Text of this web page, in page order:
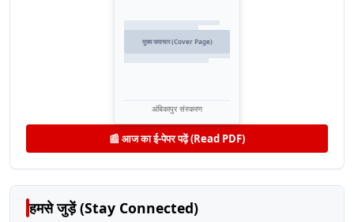
मुख्य समाचार (Cover Page)
अंबिकापुर संस्करण
📰 आज का ई-पेपर पढ़ें (Read PDF)
हमसे जुड़ें (Stay Connected)